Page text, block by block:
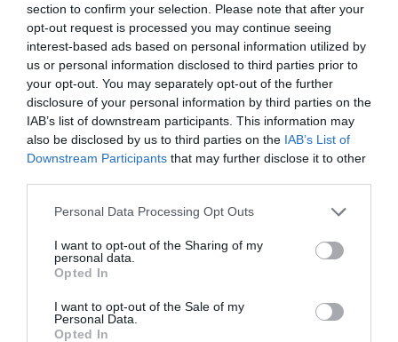
section to confirm your selection. Please note that after your
opt-out request is processed you may continue seeing
interest-based ads based on personal information utilized by
us or personal information disclosed to third parties prior to
your opt-out. You may separately opt-out of the further
disclosure of your personal information by third parties on the
IAB’s list of downstream participants. This information may
also be disclosed by us to third parties on the IAB’s List of
Downstream Participants that may further disclose it to other
Personal Data Processing Opt Outs
I want to opt-out of the Sharing of my
personal data.
Opted In
I want to opt-out of the Sale of my
Personal Data.
Opted In
35,01 €
24,00 €
- +
Ηλικία 3+